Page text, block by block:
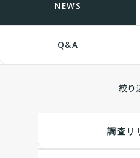
NEWS
Q&A
絞り
調査リ